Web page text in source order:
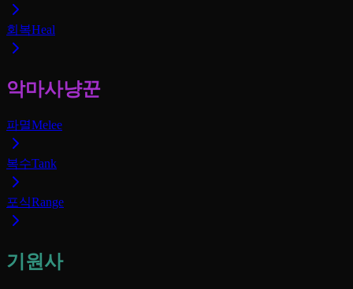
회복Heal
악마사냥꾼
파멸Melee
복수Tank
포식Range
기원사